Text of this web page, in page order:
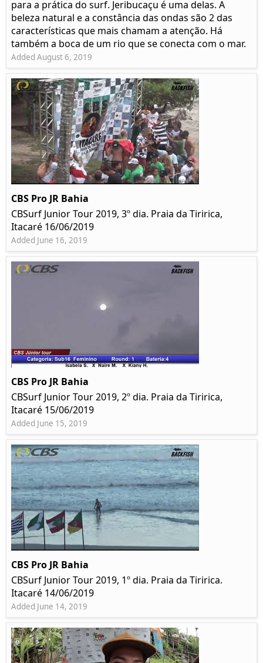
para a prática do surf. Jeribucaçu é uma delas. A
beleza natural e a constância das ondas são 2 das
características que mais chamam a atenção. Há
também a boca de um rio que se conecta com o mar.
Added August 6, 2019
CBS Pro JR Bahia
CBSurf Junior Tour 2019, 3º dia. Praia da Tiririca,
Itacaré 16/06/2019
Added June 16, 2019
CBS Pro JR Bahia
CBSurf Junior Tour 2019, 2º dia. Praia da Tiririca,
Itacaré 15/06/2019
Added June 15, 2019
CBS Pro JR Bahia
CBSurf Junior Tour 2019, 1º dia. Praia da Tiririca.
Itacaré 14/06/2019
Added June 14, 2019